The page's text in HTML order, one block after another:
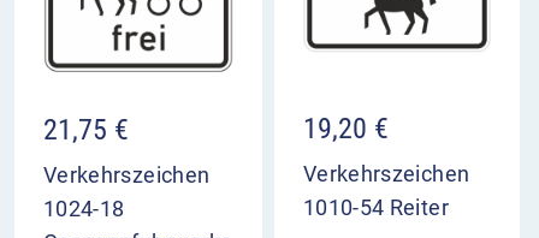
21,75 €
Verkehrszeichen
1024-18
19,20 €
Verkehrszeichen
1010-54 Reiter